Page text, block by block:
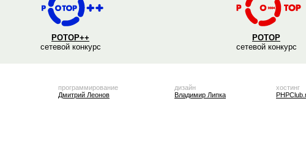
РОТОР++
сетевой конкурс
РОТОР
сетевой конкурс
программирование
Дмитрий Леонов
дизайн
Владимир Липка
хостинг